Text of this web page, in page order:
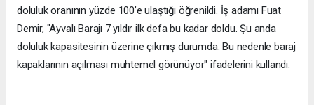
doluluk oranının yüzde 100’e ulaştığı öğrenildi. İş adamı Fuat
Demir, "Ayvalı Barajı 7 yıldır ilk defa bu kadar doldu. Şu anda
doluluk kapasitesinin üzerine çıkmış durumda. Bu nedenle baraj
kapaklarının açılması muhtemel görünüyor" ifadelerini kullandı.